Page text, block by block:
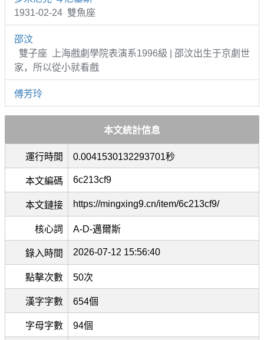
1931-02-24 雙魚座
邵汶
雙子座 上海戲劇學院表演系1996級 | 邵汶出生于京劇世
家，所以從小就看戲
傅芳玲
本文統計信息
運行時間 0.0041530132293701秒
本文編碼 6c213cf9
本文鏈接 https://mingxing9.cn/item/6c213cf9/
核心詞 A-D-邁爾斯
錄入時間 2026-07-12 15:56:40
點擊次數 50次
漢字字數 654個
字母字數 94個